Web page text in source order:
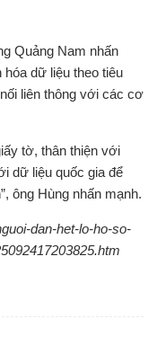
Quảng Nam nhấn
dữ liệu theo tiêu
liên thông với các cơ
tờ, thân thiện với
dữ liệu quốc gia để
ông Hùng nhấn mạnh.
dan-het-lo-ho-so-